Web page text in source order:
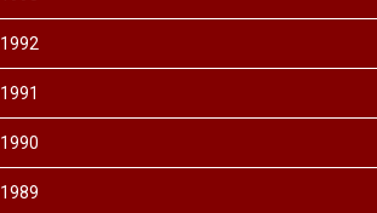
1992
1991
1990
1989